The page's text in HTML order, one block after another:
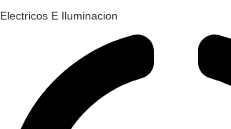
Electricos E Iluminacion